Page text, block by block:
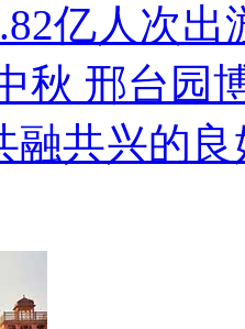
亿人次
秋 邢台园
融共兴的